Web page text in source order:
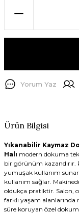
Yorum Yaz
Ürün Bilgisi
Yıkanabilir Kaymaz
Halı modern dokuma
bir görünüm kazandırır.
yumuşak kullanım
kullanım sağlar.
oldukça pratiktir. Salon,
farklı yaşam alanlarında
süre koruyan özel